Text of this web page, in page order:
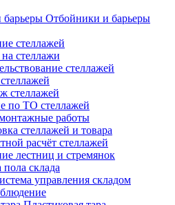
Отбойники и барьеры
стеллажей
стеллажи
стеллажей
стеллажей
по ТО стеллажей
работы
стеллажей и товара
расчёт стеллажей
лестниц и стремянок
пола склада
управления складом